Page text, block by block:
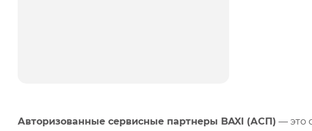
Авторизованные сервисные партнеры BAXI (АСП) — это